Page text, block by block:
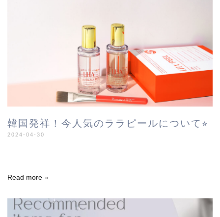
韓国発祥！今人気のララピールについて⭐︎
2024-04-30
Read more